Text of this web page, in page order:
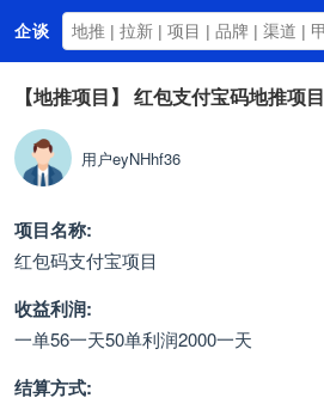
企谈
首页
商务资源
资讯动态
关于我们
【地推项目】 红包支付宝码地推项目
用户eyNHhf36
项目名称:
红包码支付宝项目
收益利润:
一单56一天50单利润2000一天
结算方式: